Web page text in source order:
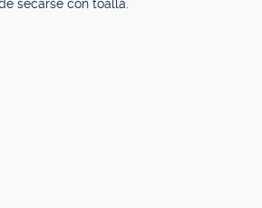
secarse con toalla.